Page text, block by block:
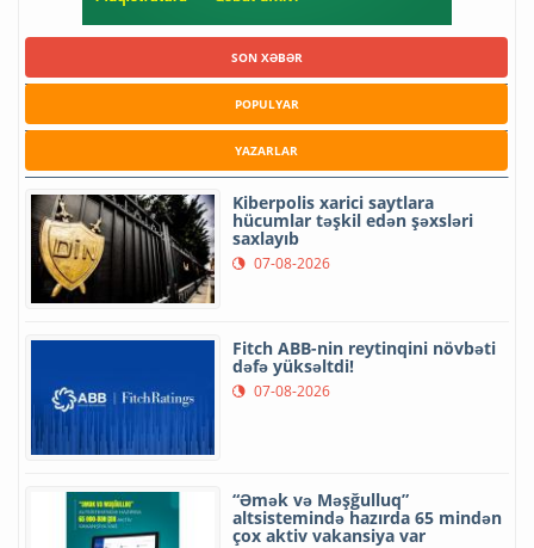
SON XƏBƏR
POPULYAR
YAZARLAR
Kiberpolis xarici saytlara
hücumlar təşkil edən şəxsləri
saxlayıb
07-08-2026
Fitch ABB-nin reytinqini növbəti
dəfə yüksəltdi!
07-08-2026
“Əmək və Məşğulluq”
altsistemində hazırda 65 mindən
çox aktiv vakansiya var